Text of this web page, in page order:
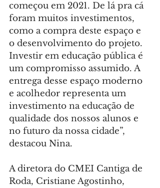
começou em 2021. De lá pra cá
foram muitos investimentos,
como a compra deste espaço e
o desenvolvimento do projeto.
Investir em educação pública é
um compromisso assumido. A
entrega desse espaço moderno
e acolhedor representa um
investimento na educação de
qualidade dos nossos alunos e
no futuro da nossa cidade”,
destacou Nina.
A diretora do CMEI Cantiga de
Roda, Cristiane Agostinho,